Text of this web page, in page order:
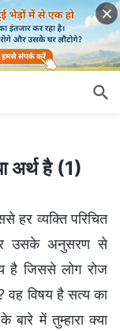
अर्थ है (1)
हर व्यक्ति परिचित
उसके अनुसरण से
है जिससे लोग रोज
वह विषय है सत्य का
में तुम्हारा क्या